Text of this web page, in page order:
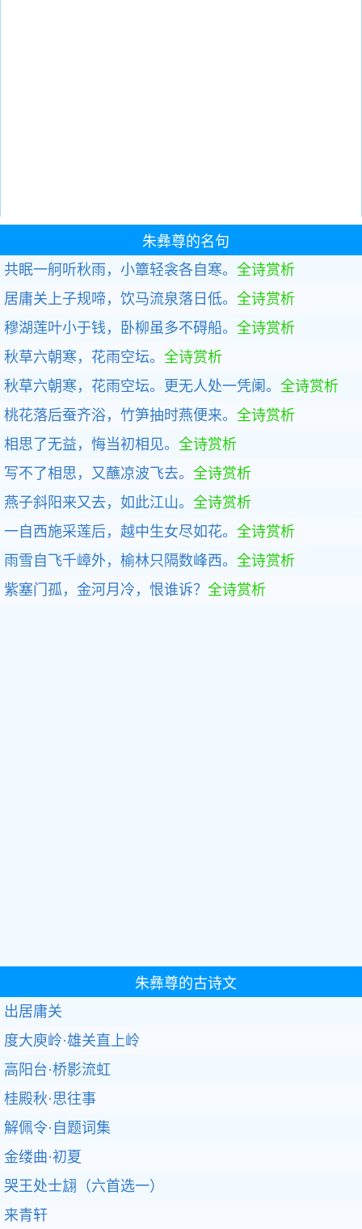
朱彝尊的名句
共眠一舸听秋雨，小簟轻衾各自寒。 全诗赏析
居庸关上子规啼，饮马流泉落日低。 全诗赏析
穆湖莲叶小于钱，卧柳虽多不碍船。 全诗赏析
秋草六朝寒，花雨空坛。 全诗赏析
秋草六朝寒，花雨空坛。更无人处一凭阑。 全诗赏析
桃花落后蚕齐浴，竹笋抽时燕便来。 全诗赏析
相思了无益，悔当初相见。 全诗赏析
写不了相思，又蘸凉波飞去。 全诗赏析
燕子斜阳来又去，如此江山。 全诗赏析
一自西施采莲后，越中生女尽如花。 全诗赏析
雨雪自飞千嶂外，榆林只隔数峰西。 全诗赏析
紫塞门孤，金河月冷，恨谁诉？ 全诗赏析
朱彝尊的古诗文
出居庸关
度大庾岭·雄关直上岭
高阳台·桥影流虹
桂殿秋·思往事
解佩令·自题词集
金缕曲·初夏
哭王处士翃（六首选一）
来青轩